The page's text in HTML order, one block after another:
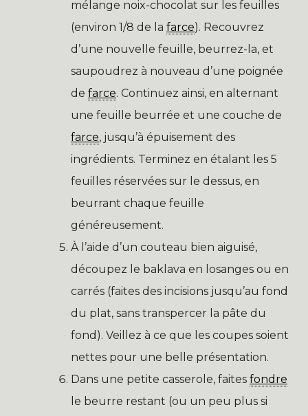
mélange noix-chocolat sur les feuilles
(environ 1/8 de la farce). Recouvrez
d’une nouvelle feuille, beurrez-la, et
saupoudrez à nouveau d’une poignée
de farce. Continuez ainsi, en alternant
une feuille beurrée et une couche de
farce, jusqu’à épuisement des
ingrédients. Terminez en étalant les 5
feuilles réservées sur le dessus, en
beurrant chaque feuille
généreusement.
À l’aide d’un couteau bien aiguisé,
découpez le baklava en losanges ou en
carrés (faites des incisions jusqu’au fond
du plat, sans transpercer la pâte du
fond). Veillez à ce que les coupes soient
nettes pour une belle présentation.
Dans une petite casserole, faites fondre
le beurre restant (ou un peu plus si